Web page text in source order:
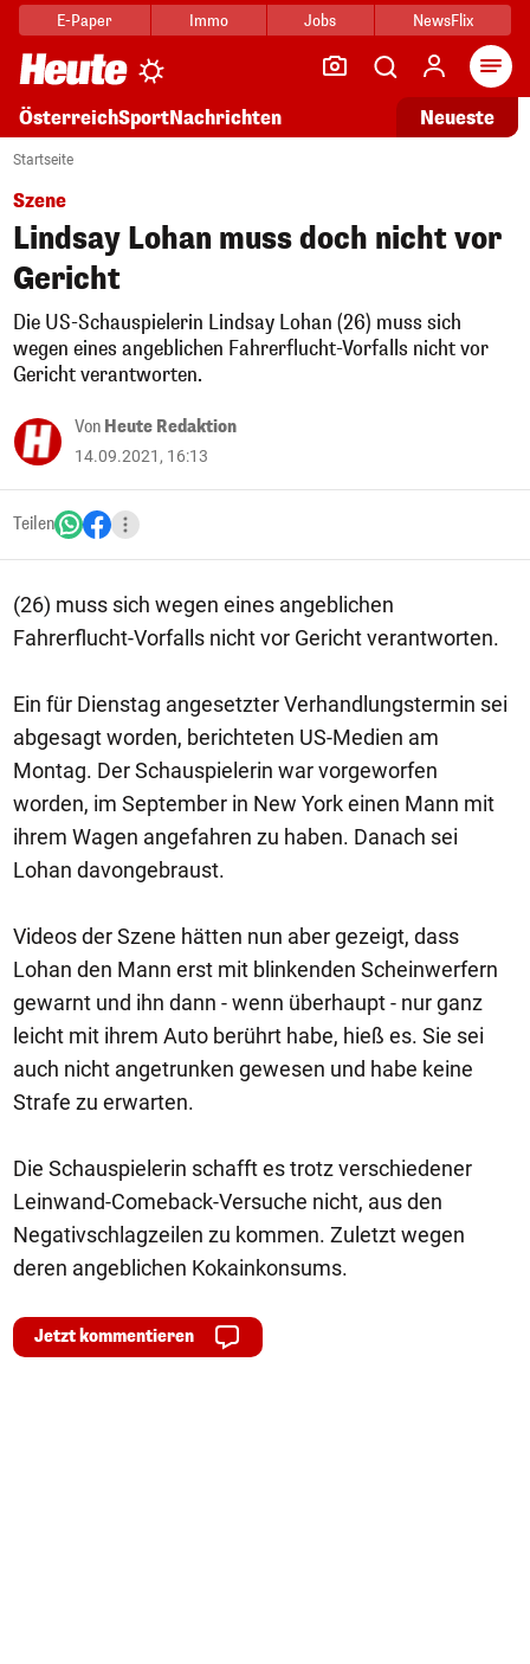
E-Paper Immo Jobs NewsFlix
ÖsterreichSportNachrichten Neueste
Startseite
Szene
Lindsay Lohan muss doch nicht vor
Gericht
Die US-Schauspielerin Lindsay Lohan (26) muss sich
wegen eines angeblichen Fahrerflucht-Vorfalls nicht vor
Gericht verantworten.
Von Heute Redaktion
14.09.2021, 16:13
Teilen
(26) muss sich wegen eines angeblichen
Fahrerflucht-Vorfalls nicht vor Gericht verantworten.
Ein für Dienstag angesetzter Verhandlungstermin sei
abgesagt worden, berichteten US-Medien am
Montag. Der Schauspielerin war vorgeworfen
worden, im September in New York einen Mann mit
ihrem Wagen angefahren zu haben. Danach sei
Lohan davongebraust.
Videos der Szene hätten nun aber gezeigt, dass
Lohan den Mann erst mit blinkenden Scheinwerfern
gewarnt und ihn dann - wenn überhaupt - nur ganz
leicht mit ihrem Auto berührt habe, hieß es. Sie sei
auch nicht angetrunken gewesen und habe keine
Strafe zu erwarten.
Die Schauspielerin schafft es trotz verschiedener
Leinwand-Comeback-Versuche nicht, aus den
Negativschlagzeilen zu kommen. Zuletzt wegen
deren angeblichen Kokainkonsums.
Jetzt kommentieren